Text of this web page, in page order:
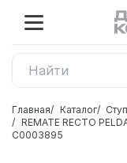
Главная Каталог
REMATE RECTO
С0003895